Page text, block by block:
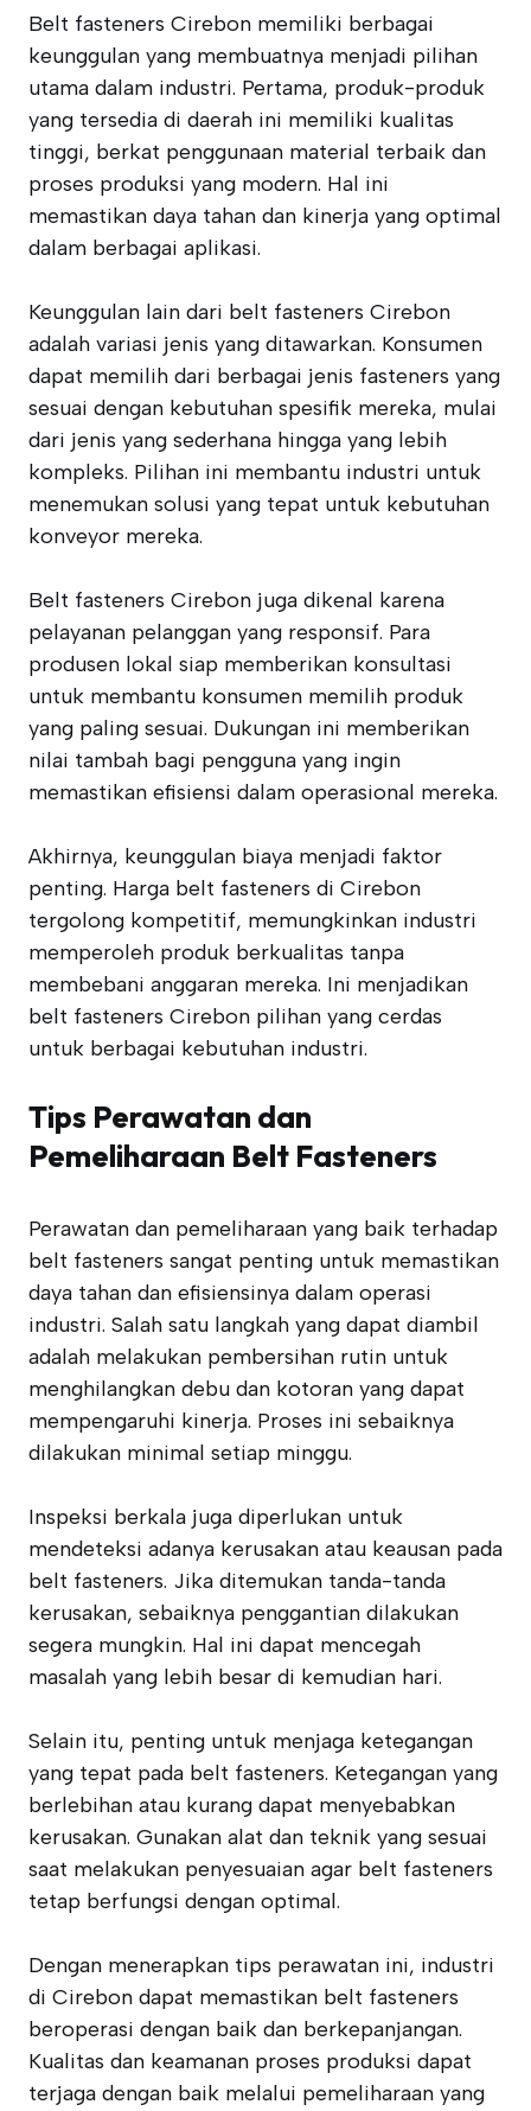
Belt fasteners Cirebon memiliki berbagai
keunggulan yang membuatnya menjadi pilihan
utama dalam industri. Pertama, produk-produk
yang tersedia di daerah ini memiliki kualitas
tinggi, berkat penggunaan material terbaik dan
proses produksi yang modern. Hal ini
memastikan daya tahan dan kinerja yang optimal
dalam berbagai aplikasi.
Keunggulan lain dari belt fasteners Cirebon
adalah variasi jenis yang ditawarkan. Konsumen
dapat memilih dari berbagai jenis fasteners yang
sesuai dengan kebutuhan spesifik mereka, mulai
dari jenis yang sederhana hingga yang lebih
kompleks. Pilihan ini membantu industri untuk
menemukan solusi yang tepat untuk kebutuhan
konveyor mereka.
Belt fasteners Cirebon juga dikenal karena
pelayanan pelanggan yang responsif. Para
produsen lokal siap memberikan konsultasi
untuk membantu konsumen memilih produk
yang paling sesuai. Dukungan ini memberikan
nilai tambah bagi pengguna yang ingin
memastikan efisiensi dalam operasional mereka.
Akhirnya, keunggulan biaya menjadi faktor
penting. Harga belt fasteners di Cirebon
tergolong kompetitif, memungkinkan industri
memperoleh produk berkualitas tanpa
membebani anggaran mereka. Ini menjadikan
belt fasteners Cirebon pilihan yang cerdas
untuk berbagai kebutuhan industri.
Tips Perawatan dan
Pemeliharaan Belt Fasteners
Perawatan dan pemeliharaan yang baik terhadap
belt fasteners sangat penting untuk memastikan
daya tahan dan efisiensinya dalam operasi
industri. Salah satu langkah yang dapat diambil
adalah melakukan pembersihan rutin untuk
menghilangkan debu dan kotoran yang dapat
mempengaruhi kinerja. Proses ini sebaiknya
dilakukan minimal setiap minggu.
Inspeksi berkala juga diperlukan untuk
mendeteksi adanya kerusakan atau keausan pada
belt fasteners. Jika ditemukan tanda-tanda
kerusakan, sebaiknya penggantian dilakukan
segera mungkin. Hal ini dapat mencegah
masalah yang lebih besar di kemudian hari.
Selain itu, penting untuk menjaga ketegangan
yang tepat pada belt fasteners. Ketegangan yang
berlebihan atau kurang dapat menyebabkan
kerusakan. Gunakan alat dan teknik yang sesuai
saat melakukan penyesuaian agar belt fasteners
tetap berfungsi dengan optimal.
Dengan menerapkan tips perawatan ini, industri
di Cirebon dapat memastikan belt fasteners
beroperasi dengan baik dan berkepanjangan.
Kualitas dan keamanan proses produksi dapat
terjaga dengan baik melalui pemeliharaan yang